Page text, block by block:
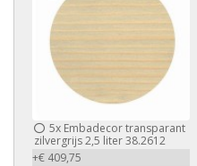
5x Embadecor transparant
zilvergrijs 2,5 liter 38.2612
+€ 409,75